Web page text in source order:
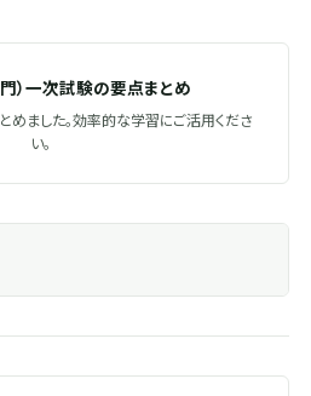
）一次試験の要点まとめ
ました。効率的な学習にご活用くださ
い。